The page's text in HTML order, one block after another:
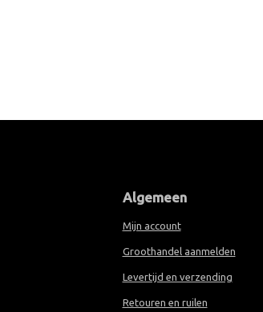
Algemeen
Mijn account
Groothandel aanmelden
Levertijd en verzending
Retouren en ruilen